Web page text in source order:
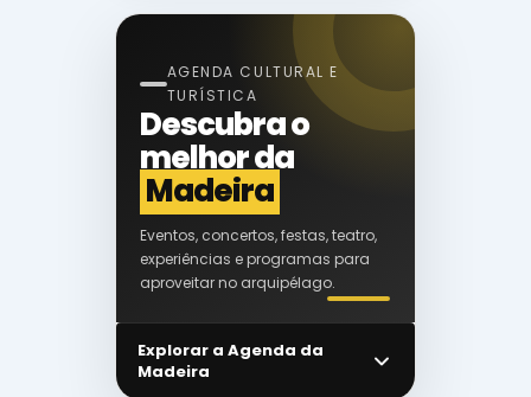
AGENDA CULTURAL E
TURÍSTICA
Descubra o
melhor da
Madeira
Eventos, concertos, festas, teatro,
experiências e programas para
aproveitar no arquipélago.
Explorar a Agenda da
Madeira